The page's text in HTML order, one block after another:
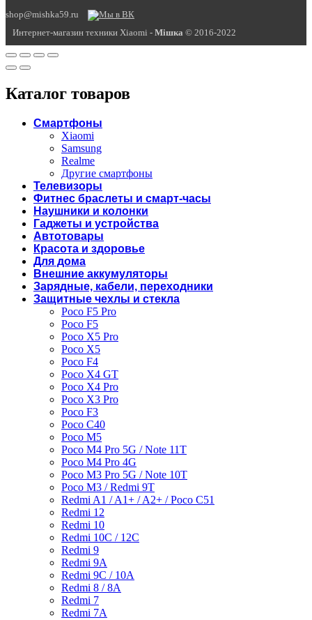
shop@mishka59.ru
Интернет-магазин техники Xiaomi - Miшка © 2016-2022
Каталог товаров
Смартфоны
Xiaomi
Samsung
Realme
Другие смартфоны
Телевизоры
Фитнес браслеты и смарт-часы
Наушники и колонки
Гаджеты и устройства
Автотовары
Красота и здоровье
Для дома
Внешние аккумуляторы
Зарядные, кабели, переходники
Защитные чехлы и стекла
Poco F5 Pro
Poco F5
Poco X5 Pro
Poco X5
Poco F4
Poco X4 GT
Poco X4 Pro
Poco X3 Pro
Poco F3
Poco C40
Poco M5
Poco M4 Pro 5G / Note 11T
Poco M4 Pro 4G
Poco M3 Pro 5G / Note 10T
Poco M3 / Redmi 9T
Redmi A1 / A1+ / A2+ / Poco C51
Redmi 12
Redmi 10
Redmi 10C / 12C
Redmi 9
Redmi 9A
Redmi 9C / 10A
Redmi 8 / 8A
Redmi 7
Redmi 7A